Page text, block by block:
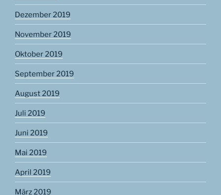
Dezember 2019
November 2019
Oktober 2019
September 2019
August 2019
Juli 2019
Juni 2019
Mai 2019
April 2019
März 2019